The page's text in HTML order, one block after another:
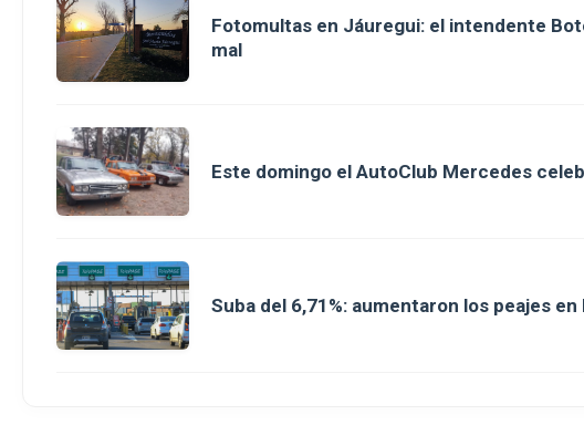
Fotomultas en Jáuregui: el intendente
mal
Este domingo el AutoClub Mercedes
Suba del 6,71%: aumentaron los peajes